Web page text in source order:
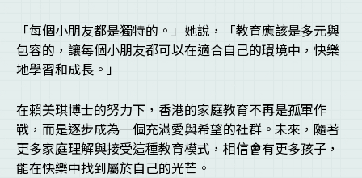
「每個小朋友都是獨特的。」她說，「教育應該是多元與
包容的，讓每個小朋友都可以在適合自己的環境中，快樂
地學習和成長。」
在賴美琪博士的努力下，香港的家庭教育不再是孤軍作
戰，而是逐步成為一個充滿愛與希望的社群。未來，隨著
更多家庭理解與接受這種教育模式，相信會有更多孩子，
能在快樂中找到屬於自己的光芒。